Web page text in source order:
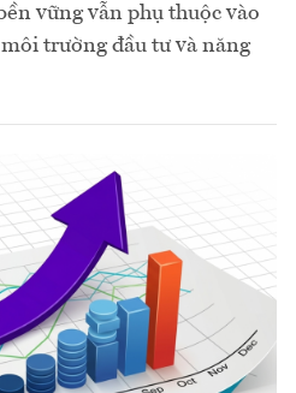
vững vẫn phụ thuộc vào
trường đầu tư và năng